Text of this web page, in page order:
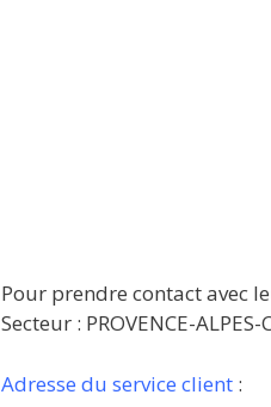
Pour prendre contact avec
Secteur : PROVENCE-ALPES-
Adresse du service client :